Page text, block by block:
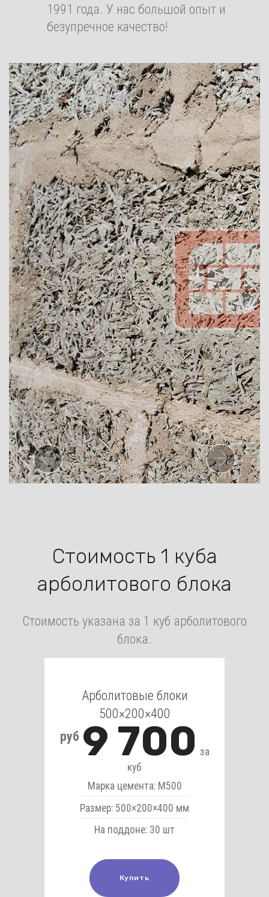
1991 года. У нас большой опыт и
безупречное качество!
Предыдущая
Стоимость 1 куба
арболитового блока
Стоимость указана за 1 куб арболитового
блока.
Арболитовые блоки
500×200×400
руб 9 700 за
куб
Марка цемента: М500
Размер: 500×200×400 мм
На поддоне: 30 шт
Купить